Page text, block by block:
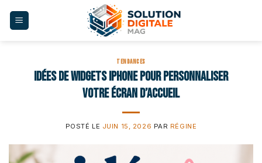
TENDANCES
Idées de widgets iPhone pour personnaliser
votre écran d’accueil
POSTÉ LE JUIN 15, 2026 PAR RÉGINE